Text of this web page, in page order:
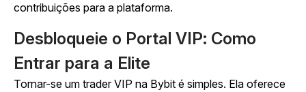
contribuições para a plataforma.
Desbloqueie o Portal VIP: Como
Entrar para a Elite
Tornar-se um trader VIP na Bybit é simples. Ela oferece